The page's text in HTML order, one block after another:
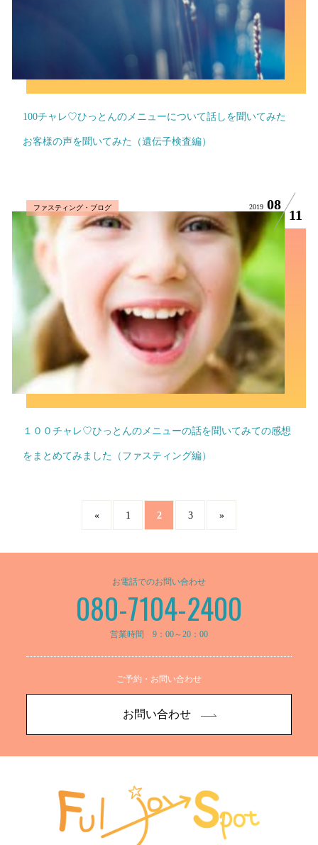
100チャレ♡ひっとんのメニューについて話しを聞いてみた
お客様の声を聞いてみた（遺伝子検査編）
ファスティング・ブログ 2019 08
11
１００チャレ♡ひっとんのメニューの話を聞いてみての感想
をまとめてみました（ファスティング編）
« 1 2 3 »
お電話でのお問い合わせ
080-7104-2400
営業時間 9：00～20：00
ご予約・お問い合わせ
お問い合わせ